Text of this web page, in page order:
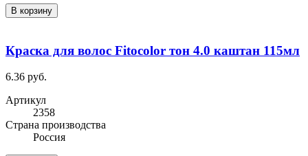
В корзину
Краска для волос Fitocolor тон 4.0 каштан 115мл
6.36 руб.
Артикул
2358
Cтрана производства
Россия